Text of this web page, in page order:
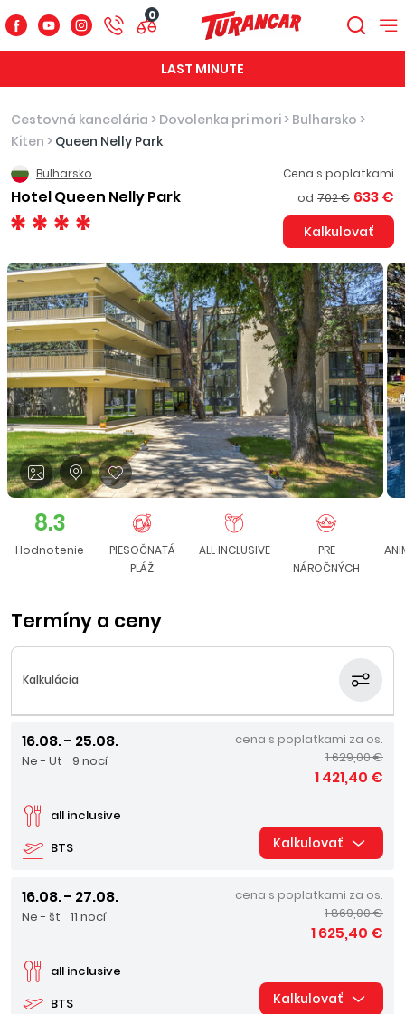
0
LAST MINUTE
Cestovná kancelária > Dovolenka pri mori > Bulharsko >
Kiten > Queen Nelly Park
Bulharsko
Hotel Queen Nelly Park
Cena s poplatkami
od 702 € 633 €
Kalkulovať
8.3
Hodnotenie
PIESOČNATÁ
PLÁŽ
ALL INCLUSIVE
PRE
NÁROČNÝCH
Termíny a ceny
Kalkulácia
16.08. - 25.08.
Ne - Ut 9 nocí
BTS
all inclusive
cena s poplatkami za os.
1 629,00 €
1 421,40 €
Kalkulovať
16.08. - 27.08.
Ne - št 11 nocí
BTS
all inclusive
cena s poplatkami za os.
1 869,00 €
1 625,40 €
Kalkulovať